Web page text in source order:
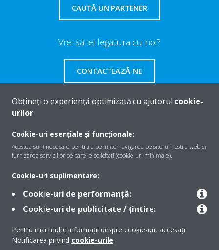
CAUTĂ UN PARTENER
Vrei să iei legătura cu noi?
CONTACTEAZĂ-NE
Despre Daikin
Contact
Produse
Obțineți o experiență optimizată cu ajutorul cookie-
urilor
Cookie-uri esențiale și funcționale:
Acestea sunt necesare pentru a permite navigarea pe site-ul nostru web și
furnizarea serviciilor pe care le solicitați (cookie-uri minimale).
Cookie-uri suplimentare:
Cookie-uri de performanță:
Cookie-uri de publicitate / țintire:
Pentru mai multe informații despre cookie-uri, accesați
Notificarea privind cookie-urile.